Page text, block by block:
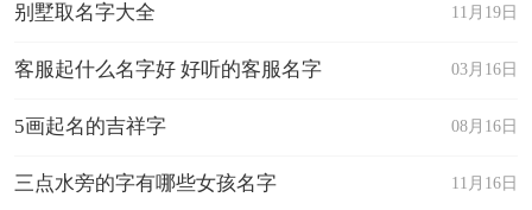
11月19日
别墅取名字大全
03月16日
客服起什么名字好 好听的客服名字
08月16日
5画起名的吉祥字
11月16日
三点水旁的字有哪些女孩名字